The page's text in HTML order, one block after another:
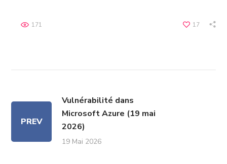
17
171
PREV
Vulnérabilité dans
Microsoft Azure (19 mai
2026)
19 Mai 2026